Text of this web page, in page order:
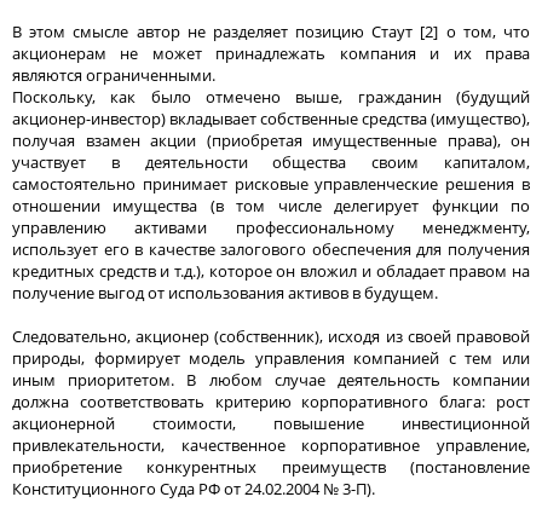
В этом смысле автор не разделяет позицию Стаут [2] о том, что
акционерам не может принадлежать компания и их права
являются ограниченными.
Поскольку, как было отмечено выше, гражданин (будущий
акционер-инвестор) вкладывает собственные средства (имущество),
получая взамен акции (приобретая имущественные права), он
участвует в деятельности общества своим капиталом,
самостоятельно принимает рисковые управленческие решения в
отношении имущества (в том числе делегирует функции по
управлению активами профессиональному менеджменту,
использует его в качестве залогового обеспечения для получения
кредитных средств и т.д.), которое он вложил и обладает правом на
получение выгод от использования активов в будущем.
Следовательно, акционер (собственник), исходя из своей правовой
природы, формирует модель управления компанией с тем или
иным приоритетом. В любом случае деятельность компании
должна соответствовать критерию корпоративного блага: рост
акционерной стоимости, повышение инвестиционной
привлекательности, качественное корпоративное управление,
приобретение конкурентных преимуществ (постановление
Конституционного Суда РФ от 24.02.2004 № 3-П).